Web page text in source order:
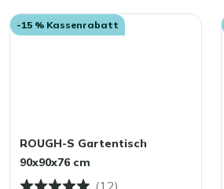
-15 % Kassenrabatt
ROUGH-S Gartentisch
90x90x76 cm
(12)